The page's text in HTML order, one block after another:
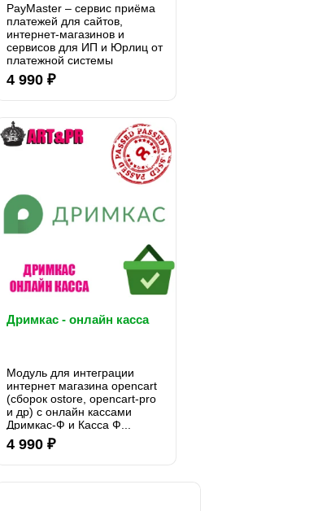
PayMaster – сервис приёма
платежей для сайтов,
интернет-магазинов и
сервисов для ИП и Юрлиц от
платежной системы
Webmoney. Заключая один
договор, вы получаете
множеством популярных
способов..
4 990 ₽
Дримкас - онлайн касса
Модуль для интеграции
интернет магазина opencart
(сборок ostore, opencart-pro
и др) с онлайн кассами
Дримкас-Ф и Касса Ф...
4 990 ₽